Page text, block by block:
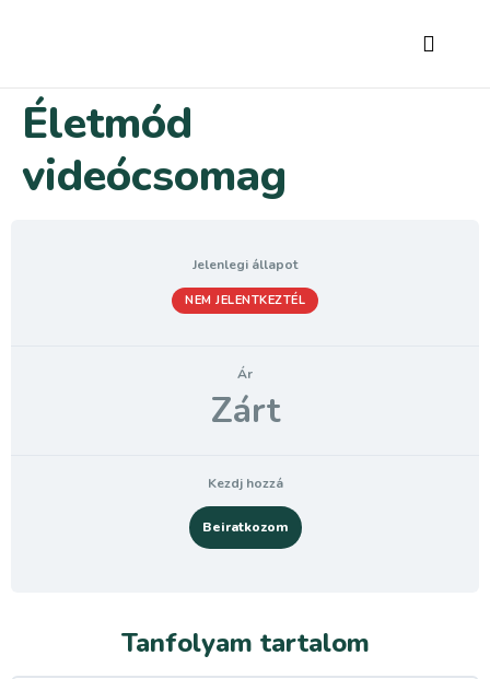
Életmód
videócsomag
Jelenlegi állapot
NEM JELENTKEZTÉL
Ár
Zárt
Kezdj hozzá
Beiratkozom
Tanfolyam tartalom